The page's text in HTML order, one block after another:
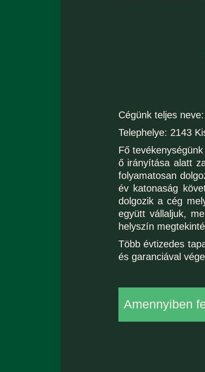
Cégünk teljes
Telephelye: 2143
Fő
ő irányítása alatt
folyamatosan
év katonaság
dolgozik a cég
együtt vállaljuk,
helyszín
Több évtizedes
és garanciával
Amennyiben